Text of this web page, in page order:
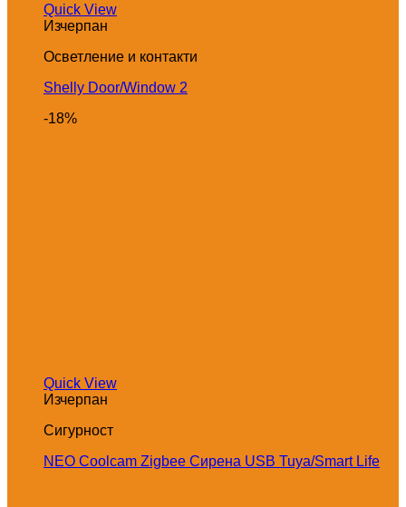
Quick View
Изчерпан
Осветление и контакти
Shelly Door/Window 2
-18%
Quick View
Изчерпан
Сигурност
NEO Coolcam Zigbee Сирена USB Tuya/Smart Life